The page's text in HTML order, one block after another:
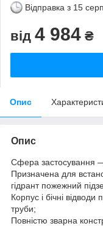
Відправка з 15
від 4 984 ₴
Опис
Опис
Сфера застосування —
Призначена для
гідрант пожежний
Корпус і бічні відводи
труби;
Повністю зварна